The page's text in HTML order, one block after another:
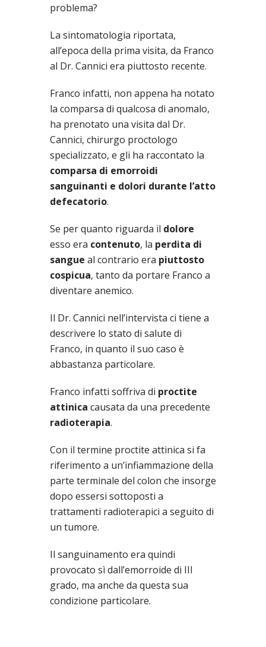
problema?
La sintomatologia riportata,
all’epoca della prima visita, da Franco
al Dr. Cannici era piuttosto recente.
Franco infatti, non appena ha notato
la comparsa di qualcosa di anomalo,
ha prenotato una visita dal Dr.
Cannici, chirurgo proctologo
specializzato, e gli ha raccontato la
comparsa di emorroidi
sanguinanti e dolori durante l’atto
defecatorio.
Se per quanto riguarda il dolore
esso era contenuto, la perdita di
sangue al contrario era piuttosto
cospicua, tanto da portare Franco a
diventare anemico.
Il Dr. Cannici nell’intervista ci tiene a
descrivere lo stato di salute di
Franco, in quanto il suo caso è
abbastanza particolare.
Franco infatti soffriva di proctite
attinica causata da una precedente
radioterapia.
Con il termine proctite attinica si fa
riferimento a un’infiammazione della
parte terminale del colon che insorge
dopo essersi sottoposti a
trattamenti radioterapici a seguito di
un tumore.
Il sanguinamento era quindi
provocato sì dall’emorroide di III
grado, ma anche da questa sua
condizione particolare.